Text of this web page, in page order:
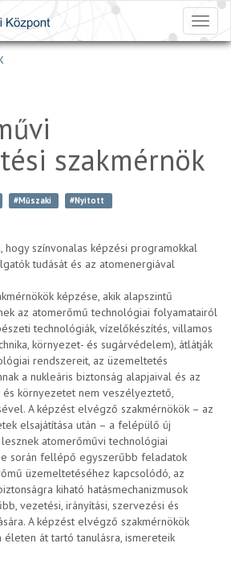
szakmérnök
#Műszaki #Nyitott
hogy színvonalas képzési programokkal
tudását és az atomenergiával
képzése, akik alapszintű
az atomerőmű technológiai folyamatairól
technológiák, vízelőkészítés, villamos
környezet- és sugárvédelem), átlátják
rendszereit, az üzemeltetés
a nukleáris biztonság alapjaival és az
környezetet nem veszélyeztető,
A képzést elvégző szakmérnökök – az
elsajátítása után – a felépülő új
atomerőművi technológiai
során fellépő egyszerűbb feladatok
üzemeltetéséhez kapcsolódó, az
kiható hatásmechanizmusok
vezetési, irányítási, szervezési és
A képzést elvégző szakmérnökök
át tartó tanulásra, ismereteik